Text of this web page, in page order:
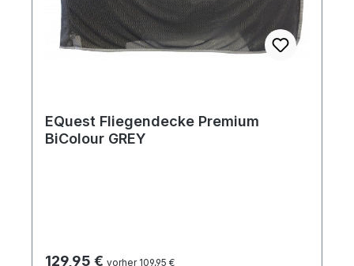
EQuest Fliegendecke Premium
BiColour GREY
Regulärer Preis:
129,95 € vorher 109,95 €